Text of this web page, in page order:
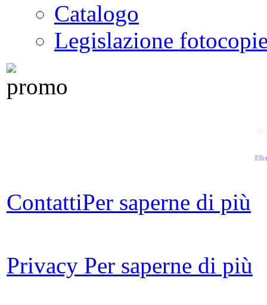
Catalogo
Legislazione
ContattiPer saperne di più
Privacy Per saperne di più